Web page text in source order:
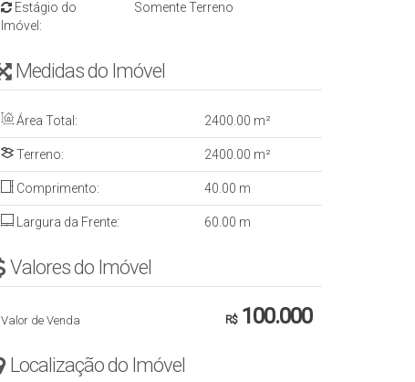
Estágio do
Imóvel:
Somente Terreno
Medidas do Imóvel
Área Total: 2400 .00 m²
Terreno: 2400 .00 m²
Comprimento: 40 .00 m
Largura da Frente: 60 .00 m
Valores do Imóvel
R$100.000
Valor de Venda
Localização do Imóvel